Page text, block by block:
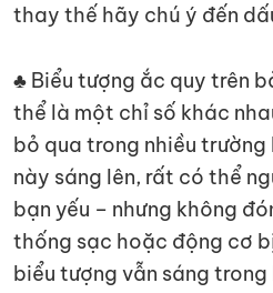
thay thế hãy chú ý đến
♣ Biểu tượng ắc quy trên
thể là một chỉ số khác
bỏ qua trong nhiều
này sáng lên, rất có thể
bạn yếu – nhưng không
thống sạc hoặc động cơ
biểu tượng vẫn sáng